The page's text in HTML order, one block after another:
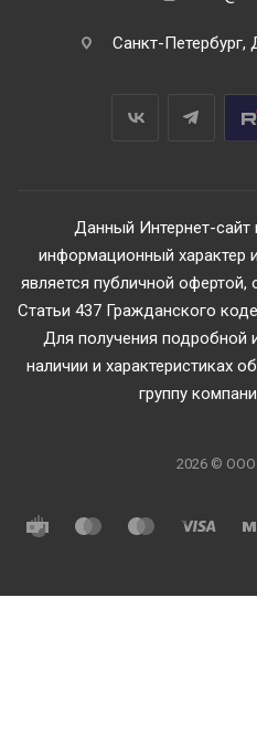
Санкт-Петербург,
Данный Интернет-сайт
информационный характер
является публичной
Статьи 437 Гражданского
Для получения подробной
наличии и характеристиках
группу
2026 ©